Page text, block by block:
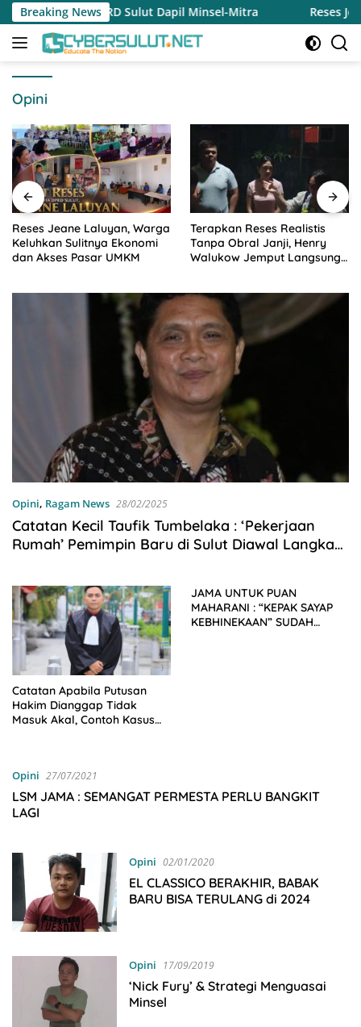
Langsung
ke
konten
Breaking News
Sulut Dapil Minsel-Mitra Reses Jeane Laluyan,
Opini
Reses Jeane Laluyan, Warga
Keluhkan Sulitnya Ekonomi
dan Akses Pasar UMKM
Terapkan Reses Realistis
Tanpa Obral Janji, Henry
Walukow Jemput Langsung
Opini, Ragam News 28/02/2025
Catatan Kecil Taufik Tumbelaka : ‘Pekerjaan
Rumah’ Pemimpin Baru di Sulut Diawal Langkah
Catatan Apabila Putusan
Hakim Dianggap Tidak
Masuk Akal, Contoh Kasus
JAMA UNTUK PUAN
MAHARANI : “KEPAK SAYAP
KEBHINEKAAN” SUDAH
Opini 27/07/2021
LSM JAMA : SEMANGAT PERMESTA PERLU BANGKIT
LAGI
Opini 02/01/2020
EL CLASSICO BERAKHIR, BABAK
BARU BISA TERULANG di 2024
Opini 17/09/2019
‘Nick Fury’ & Strategi Menguasai
Minsel